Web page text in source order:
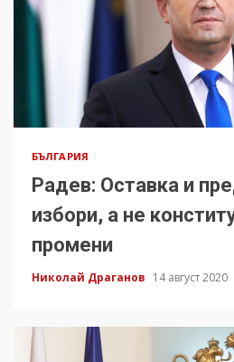
БЪЛГАРИЯ
Радев: Оставка и
избори, а не
промени
Николай Драганов 14 август 2020